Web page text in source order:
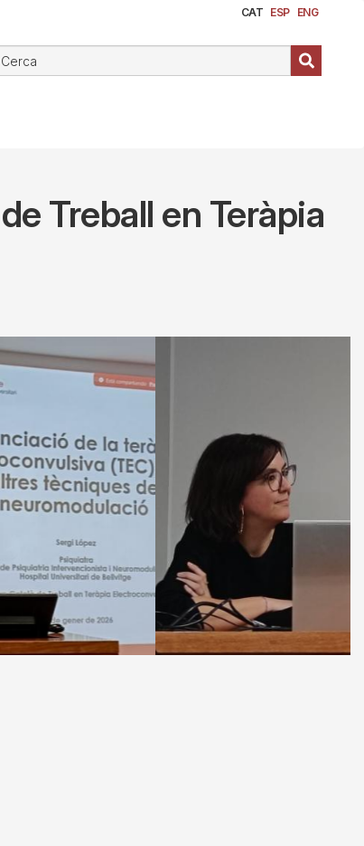
CAT ESP ENG
Treball en Teràpia